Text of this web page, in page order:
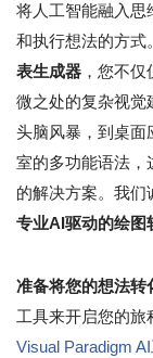
将人工智能融入思
和执行想法的方式
表生成器 ，您不
微之处的复杂视觉
头脑风暴，到桌面
室的多功能语法，
的解决方案。我
专业AI驱动的绘图
准备将您的想法转
工具来开启您的旅
Visual Paradigm